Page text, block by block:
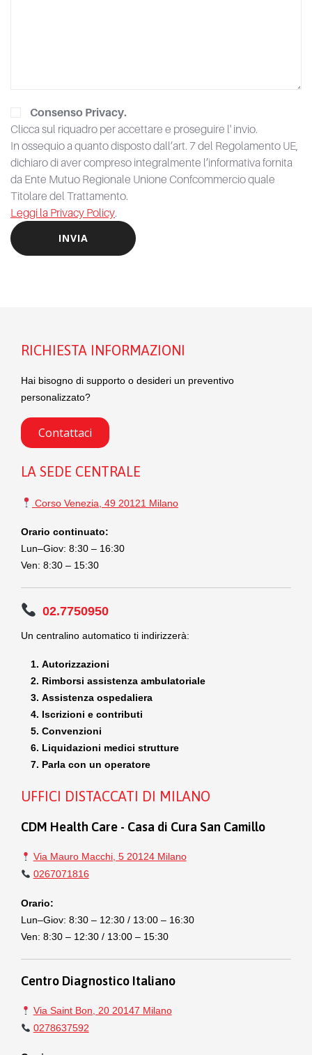
Consenso Privacy.
Clicca sul riquadro per accettare e proseguire l' invio.
In ossequio a quanto disposto dall’art. 7 del Regolamento UE,
dichiaro di aver compreso integralmente l’informativa fornita
da Ente Mutuo Regionale Unione Confcommercio quale
Titolare del Trattamento.
Leggi la Privacy Policy.
RICHIESTA INFORMAZIONI
Hai bisogno di supporto o desideri un preventivo
personalizzato?
Contattaci
LA SEDE CENTRALE
Corso Venezia, 49 20121 Milano
Orario continuato:
Lun–Giov: 8:30 – 16:30
Ven: 8:30 – 15:30
02.7750950
Un centralino automatico ti indirizzerà:
Autorizzazioni
Rimborsi assistenza ambulatoriale
Assistenza ospedaliera
Iscrizioni e contributi
Convenzioni
Liquidazioni medici strutture
Parla con un operatore
UFFICI DISTACCATI DI MILANO
CDM Health Care - Casa di Cura San Camillo
Via Mauro Macchi, 5 20124 Milano
0267071816
Orario:
Lun–Giov: 8:30 – 12:30 / 13:00 – 16:30
Ven: 8:30 – 12:30 / 13:00 – 15:30
Centro Diagnostico Italiano
Via Saint Bon, 20 20147 Milano
0278637592